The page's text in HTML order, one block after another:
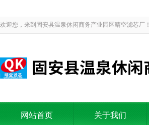
欢迎您，来到固安县温泉休闲商务产业园区晴空滤芯厂！
网站首页 关于我们